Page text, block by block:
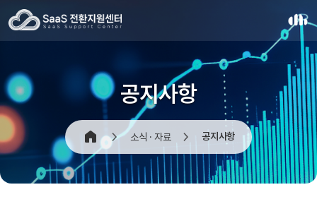
공지사항
소식 · 자료 공지사항